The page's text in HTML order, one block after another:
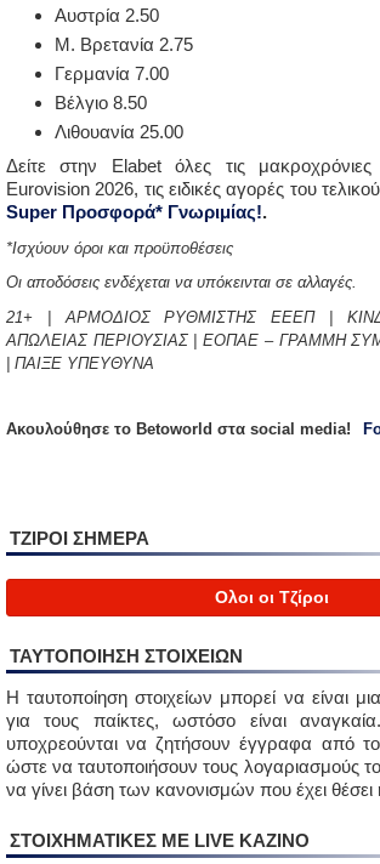
Αυστρία 2.50
Μ. Βρετανία 2.75
Γερμανία 7.00
Βέλγιο 8.50
Λιθουανία 25.00
Δείτε στην Elabet όλες τις
Eurovision 2026, τις ειδικές αγορές του
Super Προσφορά* Γνωριμίας!.
*Ισχύουν όροι και προϋποθέσεις
Οι αποδόσεις ενδέχεται να υπόκεινται σε αλλαγές.
21+ | ΑΡΜΟΔΙΟΣ ΡΥΘΜΙΣΤΗΣ ΕΕΕΠ |
ΑΠΩΛΕΙΑΣ ΠΕΡΙΟΥΣΙΑΣ | ΕΟΠΑΕ – ΓΡΑΜΜΗ
| ΠΑΙΞΕ ΥΠΕΥΘΥΝΑ
Aκουλούθησε το Betoworld στα social media!
ΤΖΙΡΟΙ ΣΗΜΕΡΑ
Ολοι οι Τζίροι
ΤΑΥΤΟΠΟΙΗΣΗ ΣΤΟΙΧΕΙΩΝ
Η ταυτοποίηση στοιχείων μπορεί να είναι
για τους παίκτες, ωστόσο είναι
υποχρεούνται να ζητήσουν έγγραφα από
ώστε να ταυτοποιήσουν τους λογαριασμούς
να γίνει βάση των κανονισμών που έχει
ΣΤΟΙΧΗΜΑΤΙΚΈΣ ΜΕ LIVE ΚΑΖΙΝΟ